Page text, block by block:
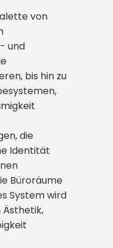
von
und
bis hin zu
die
Identität
Büroräume
System wird
Ästhetik,